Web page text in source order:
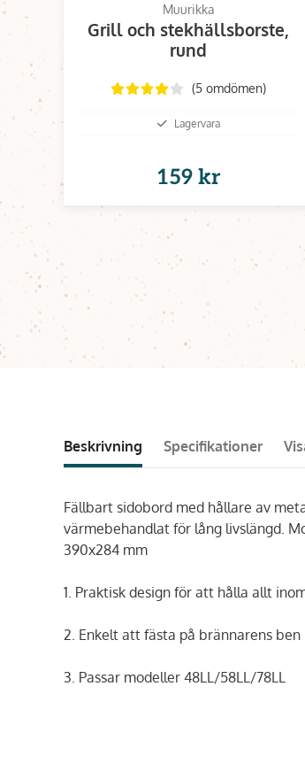
Muurikka
Grill och stekhällsborste,
rund
(5 omdömen)
Lagervara
159 kr
Beskrivning Specifikationer
Fällbart sidobord med hållare av
värmebehandlat för lång livslängd.
390x284 mm
1. Praktisk design för att hålla allt
2. Enkelt att fästa på brännarens ben
3. Passar modeller 48LL/58LL/78LL